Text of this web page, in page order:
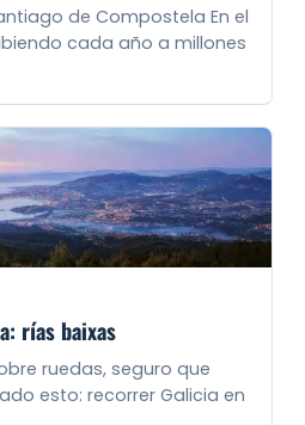
de Compostela En el
cada año a millones
rías baixas
ruedas, seguro que
esto: recorrer Galicia en